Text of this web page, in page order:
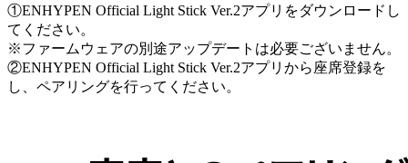
①ENHYPEN Official Light Stick Ver.2アプリをダウンロードし
てください。
※ファームウェアの別途アップデートは必要ございません。
②ENHYPEN Official Light Stick Ver.2アプリから座席登録を
し、ペアリングを行ってください。